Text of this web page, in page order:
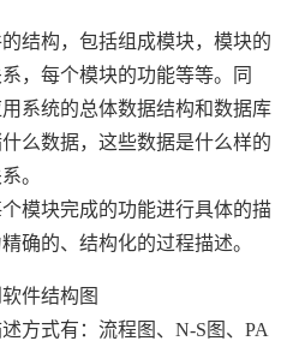
结构，包括组成模块，模块的
，每个模块的功能等等。同
系统的总体数据结构和数据库
么数据，这些数据是什么样的
。
模块完成的功能进行具体的描
确的、结构化的过程描述。
件结构图
方式有：流程图、N-S图、PA